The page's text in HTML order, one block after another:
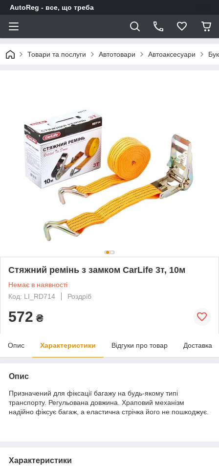
AutoReg - все, що треба
Товари та послуги Автотовари Автоаксесуари
Стяжний ремінь з замком CarLife 3т, 10м
Немає в наявності
Код: LI_RD714
Роздріб
572 ₴
Опис Характеристики Відгуки про товар Доставка
Опис
Призначений для фіксації багажу на будь-якому типі
транспорту. Регульована довжина. Храповий механізм
надійно фіксує багаж, а еластична стрічка його не пошкоджує.
Характеристики